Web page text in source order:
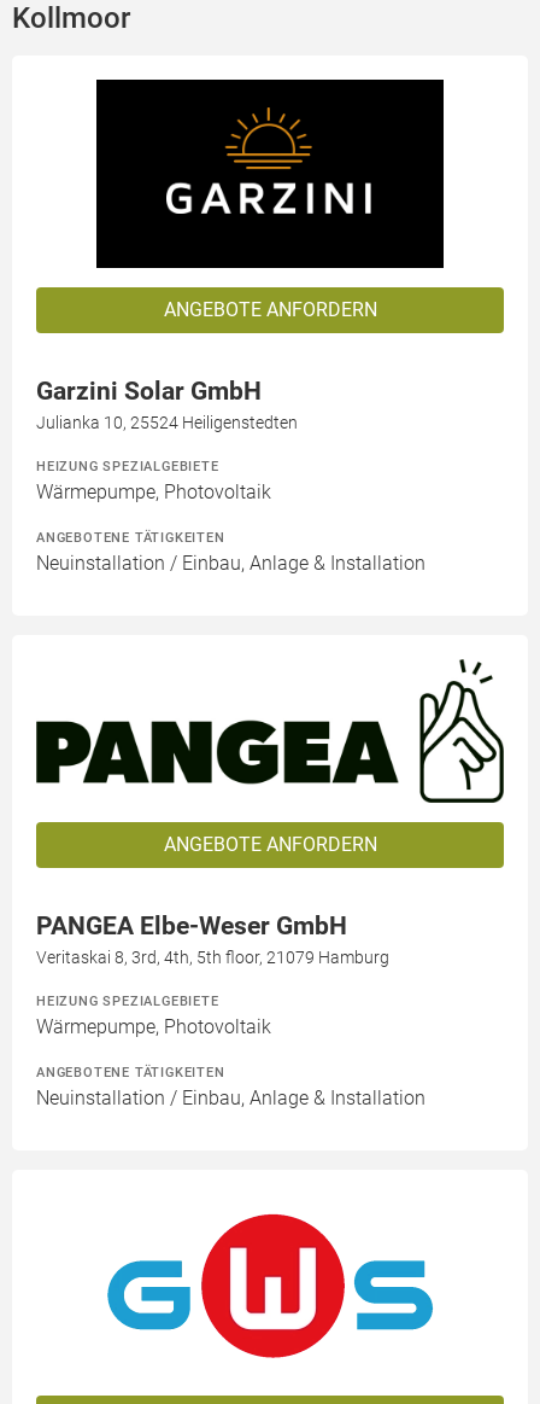
Kollmoor
ANGEBOTE ANFORDERN
Garzini Solar GmbH
Julianka 10, 25524 Heiligenstedten
HEIZUNG SPEZIALGEBIETE
Wärmepumpe, Photovoltaik
ANGEBOTENE TÄTIGKEITEN
Neuinstallation / Einbau, Anlage & Installation
ANGEBOTE ANFORDERN
PANGEA Elbe-Weser GmbH
Veritaskai 8, 3rd, 4th, 5th floor, 21079 Hamburg
HEIZUNG SPEZIALGEBIETE
Wärmepumpe, Photovoltaik
ANGEBOTENE TÄTIGKEITEN
Neuinstallation / Einbau, Anlage & Installation